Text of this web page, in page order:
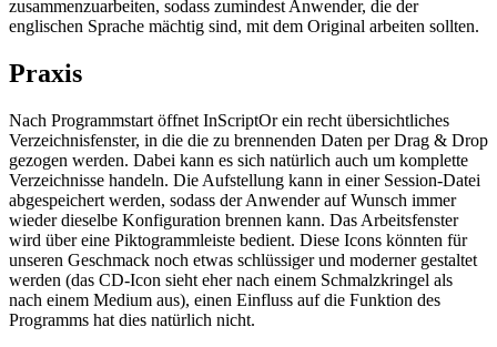
zusammenzuarbeiten, sodass zumindest Anwender, die der
englischen Sprache mächtig sind, mit dem Original arbeiten sollten.
Praxis
Nach Programmstart öffnet InScriptOr ein recht übersichtliches
Verzeichnisfenster, in die die zu brennenden Daten per Drag & Drop
gezogen werden. Dabei kann es sich natürlich auch um komplette
Verzeichnisse handeln. Die Aufstellung kann in einer Session-Datei
abgespeichert werden, sodass der Anwender auf Wunsch immer
wieder dieselbe Konfiguration brennen kann. Das Arbeitsfenster
wird über eine Piktogrammleiste bedient. Diese Icons könnten für
unseren Geschmack noch etwas schlüssiger und moderner gestaltet
werden (das CD-Icon sieht eher nach einem Schmalzkringel als
nach einem Medium aus), einen Einfluss auf die Funktion des
Programms hat dies natürlich nicht.